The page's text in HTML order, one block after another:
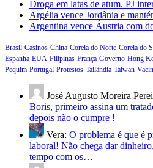
Droga em latas de atum. PJ
Argélia vence Jordânia e
Argentina vence Áustria com
Brasil Casinos China Coreia do Norte Coreia do
Espanha EUA Filipinas França Governo Hong
Pequim Portugal Protestos Tailândia Taiwan
José Augusto Moreira
Boris, primeiro assina um
depois não o cumpre !
Vera: O problema é que é
laboral! Não chega dar
tempo com os…